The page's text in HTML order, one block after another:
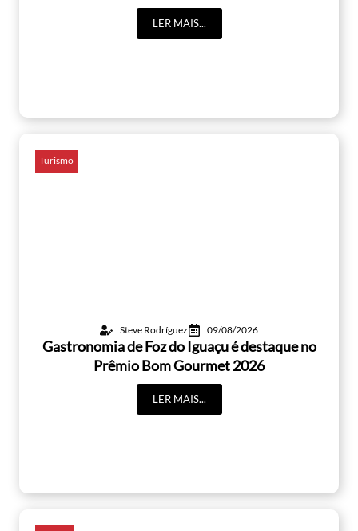
LER MAIS...
Turismo
Steve Rodríguez 09/08/2026
Gastronomia de Foz do Iguaçu é destaque no
Prêmio Bom Gourmet 2026
LER MAIS...